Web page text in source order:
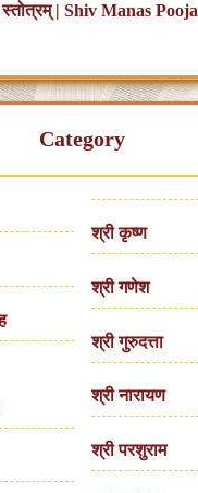
स्तोत्रम् | Shiv Manas Pooja
Category
श्री कृष्ण
श्री गणेश
श्री गुरुदत्ता
श्री नारायण
श्री परशुराम